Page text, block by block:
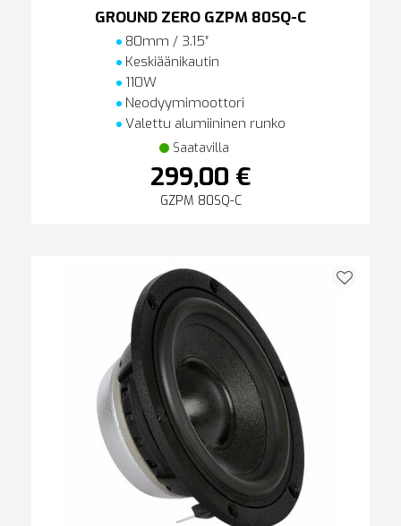
GROUND ZERO GZPM 80SQ-C
80mm / 3.15″
Keskiäänikautin
110W
Neodyymimoottori
Valettu alumiininen runko
Saatavilla
299,00 €
GZPM 80SQ-C